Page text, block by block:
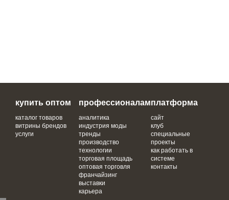
купить оптом
каталог товаров
витрины брендов
услуги
профессионалам
аналитика
индустрия моды
тренды
производство
технологии
торговая площадь
оптовая торговля
франчайзинг
выставки
карьера
платформа
сайт
клуб
специальные
проекты
как работать в
системе
контакты